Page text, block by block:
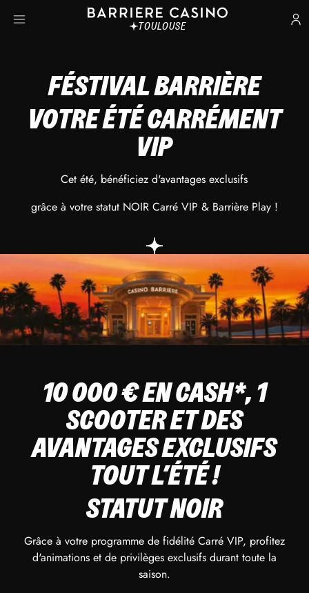
TOULOUSE
FÉSTIVAL BARRIÈRE
VOTRE ÉTÉ CARRÉMENT
VIP
Cet été, bénéficiez d'avantages exclusifs
grâce à votre statut NOIR Carré VIP & Barrière Play !
10 000 € EN CASH*, 1
SCOOTER ET DES
AVANTAGES EXCLUSIFS
TOUT L'ÉTÉ !
STATUT NOIR
Grâce à votre programme de fidélité Carré VIP, profitez
d'animations et de privilèges exclusifs durant toute la
saison.